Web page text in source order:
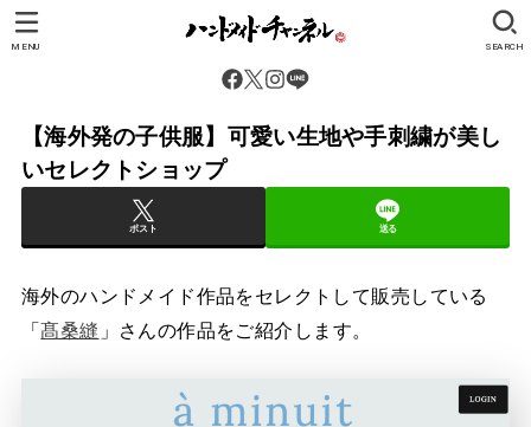
SEARCH
MENU
【海外発の子供服】可愛い生地や手刺繍が美し
いセレクトショップ
ポスト 送る
海外のハンドメイド作品をセレクトして販売している
「髙桑縫 」さんの作品をご紹介します。